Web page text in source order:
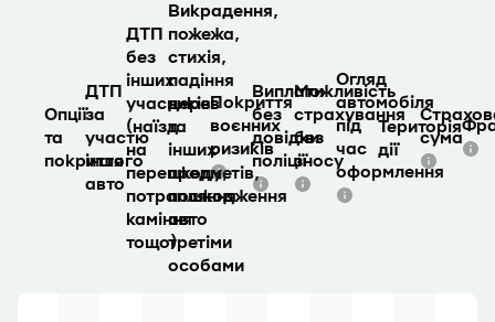
Опції
та
покриття
ДТП
за
участю
іншого
авто
ДТП
без
інших
учасників
(наїзд
на
перешкоду,
потрапляння
каміння
тощо)
Викрадення,
пожежа,
стихія,
падіння
дерев
та
інших
предметів,
пошкодження
авто
третіми
особами
Покриття
воєнних
ризиків
Виплати
без
довідки
поліції
Можливість
страхування
без
зносу
Огляд
автомобіля
під
час
оформлення
Територія
дії
сума